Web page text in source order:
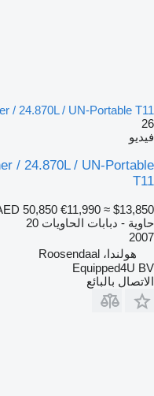
/ 24.870L / UN-Portable T11
26
فيديو
/ 24.870L / UN-Portable
T11
50,850 €11,990 ≈ $13,850
حاوية - دبابات الحاويات 20
2007
هولندا، Roosendaal
Equipped4U BV
الاتصال بالبائع